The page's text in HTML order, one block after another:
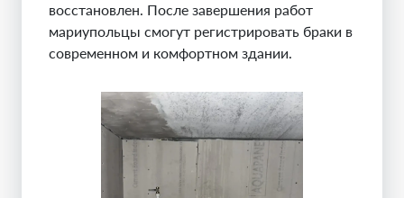
восстановлен. После завершения работ
мариупольцы смогут регистрировать браки в
современном и комфортном здании.